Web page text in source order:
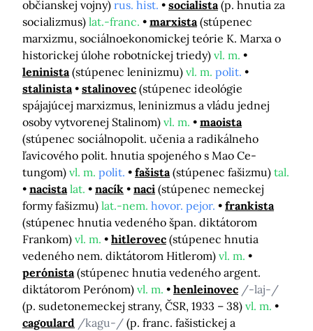
občianskej vojny) rus. hist. socialista (p. hnutia za
socializmus) lat.-franc. marxista (stúpenec
marxizmu, sociálnoekonomickej teórie K. Marxa o
historickej úlohe robotníckej triedy) vl. m.
leninista (stúpenec leninizmu) vl. m. polit.
stalinista
stalinovec (stúpenec ideológie
spájajúcej marxizmus, leninizmus a vládu jednej
osoby vytvorenej Stalinom) vl. m.
maoista
(stúpenec sociálnopolit. učenia a radikálneho
ľavicového polit. hnutia spojeného s Mao Ce-
tungom) vl. m. polit. fašista (stúpenec fašizmu) tal.
nacista lat. nacík naci (stúpenec nemeckej
formy fašizmu) lat.-nem. hovor. pejor.
frankista
(stúpenec hnutia vedeného špan. diktátorom
Frankom) vl. m. hitlerovec (stúpenec hnutia
vedeného nem. diktátorom Hitlerom) vl. m.
perónista (stúpenec hnutia vedeného argent.
diktátorom Perónom) vl. m. henleinovec /-laj-/
(p. sudetonemeckej strany, ČSR, 1933 – 38) vl. m.
cagoulard /kagu-/ (p. franc. fašistickej a